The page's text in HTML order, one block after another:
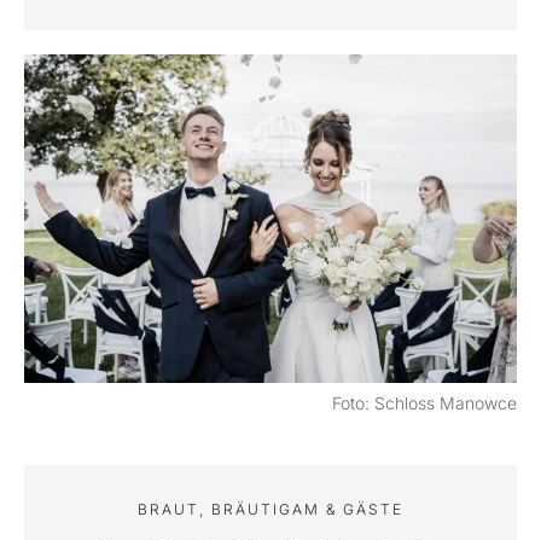
Foto: Schloss Manowce
BRAUT, BRÄUTIGAM & GÄSTE